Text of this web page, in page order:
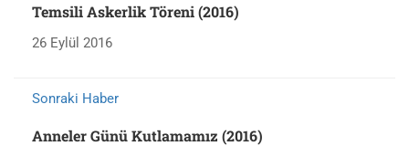
Temsili Askerlik Töreni (2016)
26 Eylül 2016
Sonraki Haber
Anneler Günü Kutlamamız (2016)